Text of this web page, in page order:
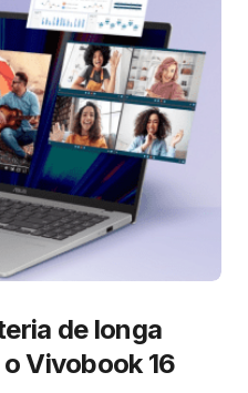
de longa
Vivobook 16